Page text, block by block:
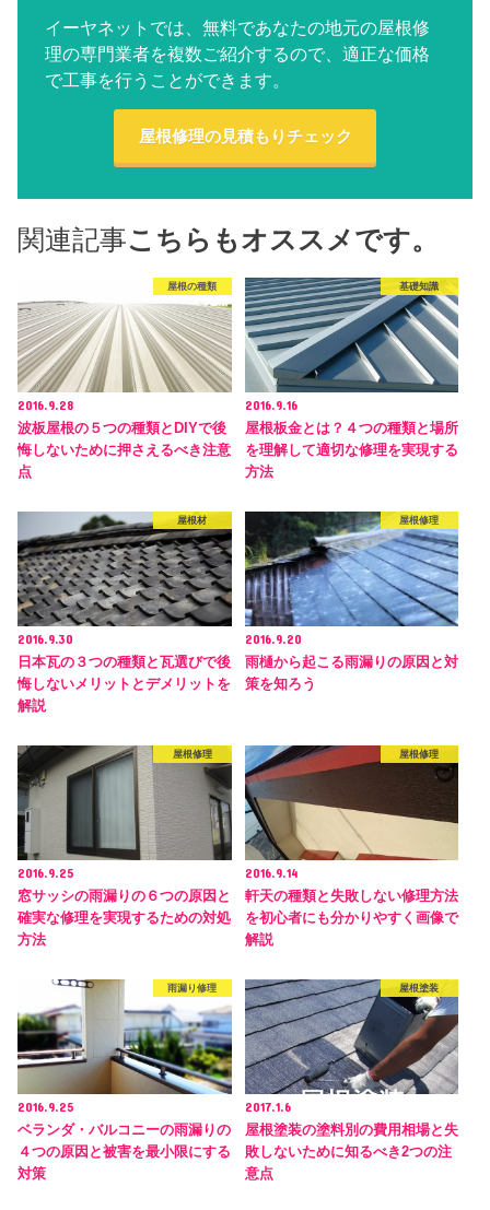
イーヤネットでは、無料であなたの地元の屋根修
理の専門業者を複数ご紹介するので、適正な価格
で工事を行うことができます。
屋根修理の見積もりチェック
関連記事こちらもオススメです。
屋根の種類
2016.9.28
波板屋根の５つの種類とDIYで後
悔しないために押さえるべき注意
点
基礎知識
2016.9.16
屋根板金とは？４つの種類と場所
を理解して適切な修理を実現する
方法
屋根材
2016.9.30
日本瓦の３つの種類と瓦選びで後
悔しないメリットとデメリットを
解説
屋根修理
2016.9.20
雨樋から起こる雨漏りの原因と対
策を知ろう
屋根修理
2016.9.25
窓サッシの雨漏りの６つの原因と
確実な修理を実現するための対処
方法
屋根修理
2016.9.14
軒天の種類と失敗しない修理方法
を初心者にも分かりやすく画像で
解説
雨漏り修理
2016.9.25
ベランダ・バルコニーの雨漏りの
４つの原因と被害を最小限にする
対策
屋根塗装
2017.1.6
屋根塗装の塗料別の費用相場と失
敗しないために知るべき2つの注
意点